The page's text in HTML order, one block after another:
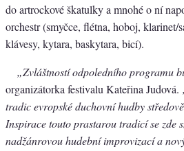
do artrockové škatulky a mnohé o ní
orchestr (smyčce, flétna, hoboj,
klávesy, kytara, baskytara, bicí).
„Zvláštností odpoledního programu
organizátorka festivalu Kateřina Judová.
tradic evropské duchovní hudby
Inspirace touto prastarou tradicí se zde
nadžánrovou hudební improvizací a